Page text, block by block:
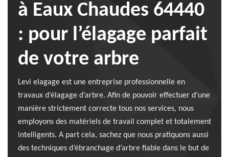
à Eaux Chaudes 64440
: pour l’élagage parfait
de votre arbre
Levi elagage est une entreprise professionnelle en
travaux d’élagage d’arbre. Afin de pouvoir effectuer d’une
manière strictement correcte tous nos services, nous
employons des matériels de travail complet et totalement
intelligents. A part cela, sachez que nous pratiquons aussi
des techniques d’ébranchage d’arbre fiable dans le but de